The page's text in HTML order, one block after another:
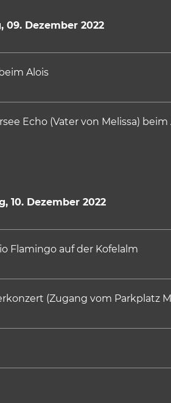
09. Dezember 2022
Alois
Echo (Vater von Melissa) beim
10. Dezember 2022
Flamingo auf der Kofelalm
(Zugang vom Parkplatz